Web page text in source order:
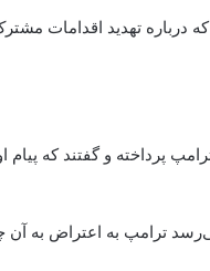
۱۹۶۱ نقل کردند که درباره
پرداخته و گفتند که پیام
ترامپ به اعتراض به آن